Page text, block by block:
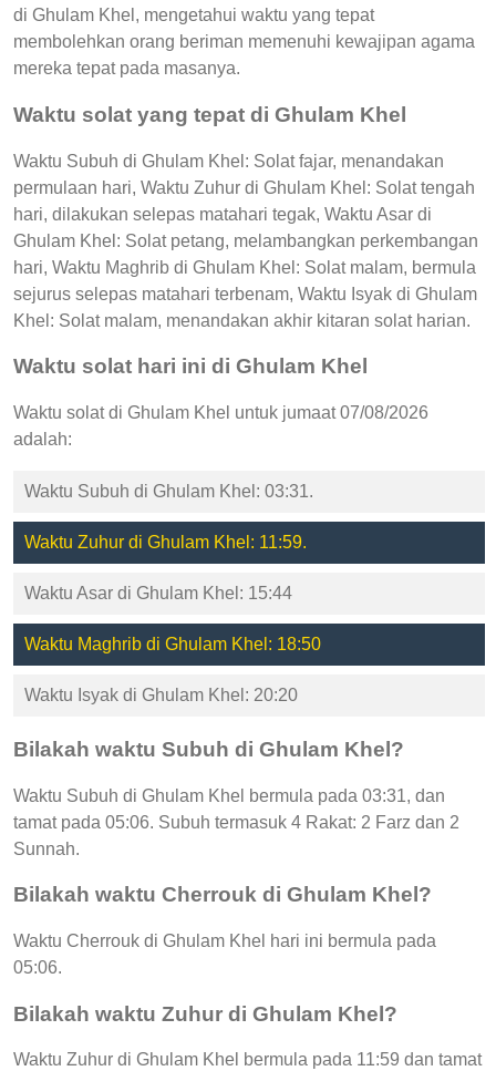
di Ghulam Khel, mengetahui waktu yang tepat
membolehkan orang beriman memenuhi kewajipan agama
mereka tepat pada masanya.
Waktu solat yang tepat di Ghulam Khel
Waktu Subuh di Ghulam Khel: Solat fajar, menandakan
permulaan hari, Waktu Zuhur di Ghulam Khel: Solat tengah
hari, dilakukan selepas matahari tegak, Waktu Asar di
Ghulam Khel: Solat petang, melambangkan perkembangan
hari, Waktu Maghrib di Ghulam Khel: Solat malam, bermula
sejurus selepas matahari terbenam, Waktu Isyak di Ghulam
Khel: Solat malam, menandakan akhir kitaran solat harian.
Waktu solat hari ini di Ghulam Khel
Waktu solat di Ghulam Khel untuk jumaat 07/08/2026
adalah:
Waktu Subuh di Ghulam Khel: 03:31.
Waktu Zuhur di Ghulam Khel: 11:59.
Waktu Asar di Ghulam Khel: 15:44
Waktu Maghrib di Ghulam Khel: 18:50
Waktu Isyak di Ghulam Khel: 20:20
Bilakah waktu Subuh di Ghulam Khel?
Waktu Subuh di Ghulam Khel bermula pada 03:31, dan
tamat pada 05:06. Subuh termasuk 4 Rakat: 2 Farz dan 2
Sunnah.
Bilakah waktu Cherrouk di Ghulam Khel?
Waktu Cherrouk di Ghulam Khel hari ini bermula pada
05:06.
Bilakah waktu Zuhur di Ghulam Khel?
Waktu Zuhur di Ghulam Khel bermula pada 11:59 dan tamat